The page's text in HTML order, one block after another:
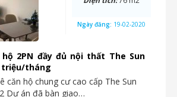
2PN đầy đủ nội thất The Sun
triệu/tháng
căn hộ chung cư cao cấp The Sun
Dự án đã bàn giao…
Ngày đăng: 19-02-2020